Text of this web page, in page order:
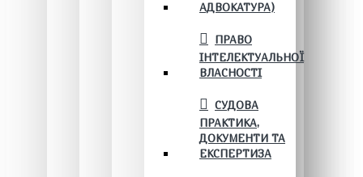
АДВОКАТУРА)
ПРАВО
ІНТЕЛЕКТУАЛЬНОЇ
ВЛАСНОСТІ
СУДОВА
ПРАКТИКА,
ДОКУМЕНТИ ТА
ЕКСПЕРТИЗА